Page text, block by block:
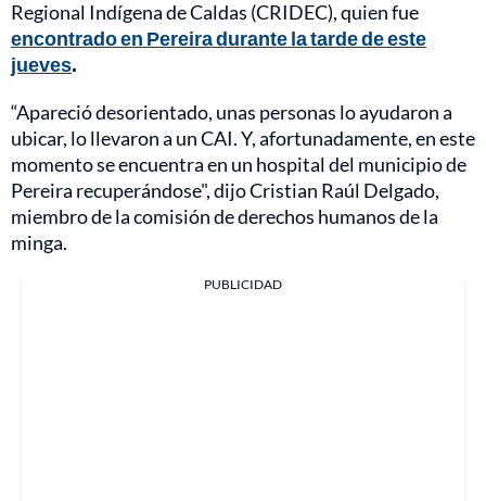
Regional Indígena de Caldas (CRIDEC), quien fue
encontrado en Pereira durante la tarde de este
jueves.
“Apareció desorientado, unas personas lo ayudaron a
ubicar, lo llevaron a un CAI. Y, afortunadamente, en este
momento se encuentra en un hospital del municipio de
Pereira recuperándose", dijo Cristian Raúl Delgado,
miembro de la comisión de derechos humanos de la
minga.
PUBLICIDAD